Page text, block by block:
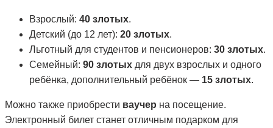
Взрослый: 40 злотых.
Детский (до 12 лет): 20 злотых.
Льготный для студентов и пенсионеров: 30 злотых.
Семейный: 90 злотых для двух взрослых и одного
ребёнка, дополнительный ребёнок — 15 злотых.
Можно также приобрести ваучер на посещение.
Электронный билет станет отличным подарком для